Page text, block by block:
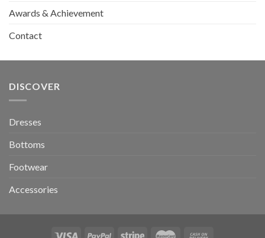
Awards & Achievement
Contact
DISCOVER
Dresses
Bottoms
Footwear
Accessories